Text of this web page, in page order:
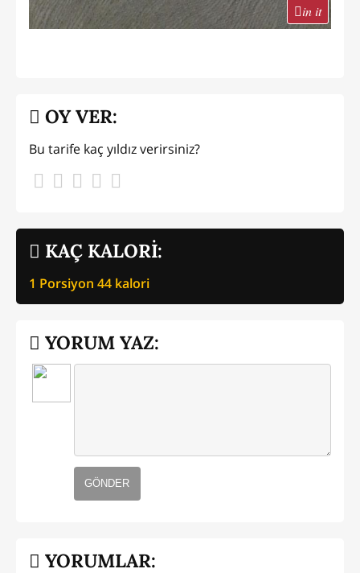
in it
KAÇ KALORİ:
1 Porsiyon 44 kalori
OY VER:
Bu tarife kaç yıldız verirsiniz?
YORUM YAZ:
GÖNDER
YORUMLAR: